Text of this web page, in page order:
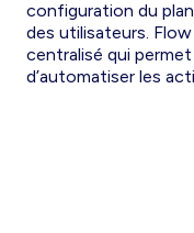
configuration du
des utilisateurs.
centralisé qui
d’automatiser les